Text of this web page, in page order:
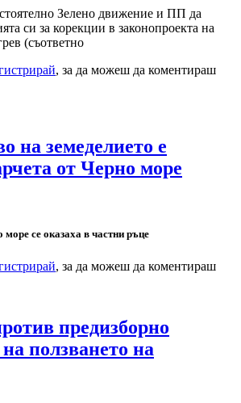
Зелено движение и ПП да
си за корекции в законопроекта на
(съответно
, за да можеш да коментираш
на земеделието е
от Черно море
се оказаха в частни ръце
, за да можеш да коментираш
предизборно
ползването на